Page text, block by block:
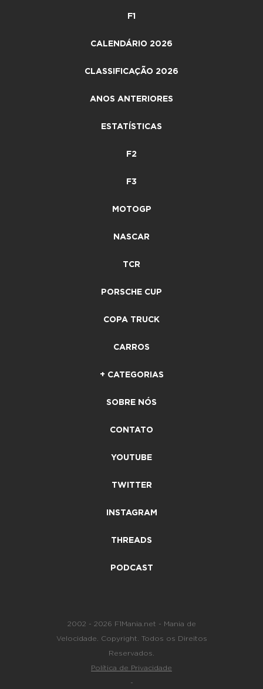
F1
CALENDÁRIO 2026
CLASSIFICAÇÃO 2026
ANOS ANTERIORES
ESTATÍSTICAS
F2
F3
MOTOGP
NASCAR
TCR
PORSCHE CUP
COPA TRUCK
CARROS
+ CATEGORIAS
SOBRE NÓS
CONTATO
YOUTUBE
TWITTER
INSTAGRAM
THREADS
PODCAST
2002 - 2026 F1Mania.net - Mania de
Velocidade. Copyright. Todos os Direitos
Reservados.
Política de Privacidade
-